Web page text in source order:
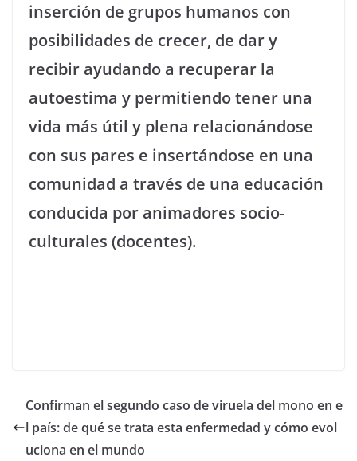
inserción de grupos humanos con
posibilidades de crecer, de dar y
recibir ayudando a recuperar la
autoestima y permitiendo tener una
vida más útil y plena relacionándose
con sus pares e insertándose en una
comunidad a través de una educación
conducida por animadores socio-
culturales (docentes).
Confirman el segundo caso de viruela del mono en e
l país: de qué se trata esta enfermedad y cómo evol
uciona en el mundo